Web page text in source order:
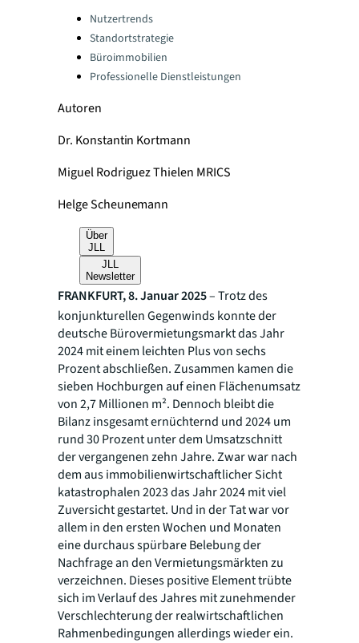
Categories:Nutzertrends
Standortstrategie
Büroimmobilien
Professionelle Dienstleistungen
Autoren
Dr. Konstantin Kortmann
Miguel Rodriguez Thielen MRICS
Helge Scheunemann
Über
JLL
JLL
Newsletter
FRANKFURT, 8. Januar 2025– Trotz des
konjunkturellen Gegenwinds konnte der
deutsche Bürovermietungsmarkt das Jahr
2024 mit einem leichten Plus von sechs
Prozent abschließen. Zusammen kamen die
sieben Hochburgen auf einen Flächenumsatz
von 2,7 Millionen m². Dennoch bleibt die
Bilanz insgesamt ernüchternd und 2024 um
rund 30 Prozent unter dem Umsatzschnitt
der vergangenen zehn Jahre. Zwar war nach
dem aus immobilienwirtschaftlicher Sicht
katastrophalen 2023 das Jahr 2024 mit viel
Zuversicht gestartet. Und in der Tat war vor
allem in den ersten Wochen und Monaten
eine durchaus spürbare Belebung der
Nachfrage an den Vermietungsmärkten zu
verzeichnen. Dieses positive Element trübte
sich im Verlauf des Jahres mit zunehmender
Verschlechterung der realwirtschaftlichen
Rahmenbedingungen allerdings wieder ein.